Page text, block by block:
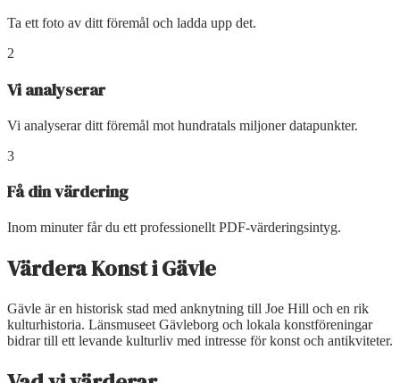
Ta ett foto av ditt föremål och ladda upp det.
2
Vi analyserar
Vi analyserar ditt föremål mot hundratals miljoner datapunkter.
3
Få din värdering
Inom minuter får du ett professionellt PDF-värderingsintyg.
Värdera KonstiGävle
Gävle är en historisk stad med anknytning till Joe Hill och en rik
kulturhistoria. Länsmuseet Gävleborg och lokala konstföreningar
bidrar till ett levande kulturliv med intresse för konst och antikviteter.